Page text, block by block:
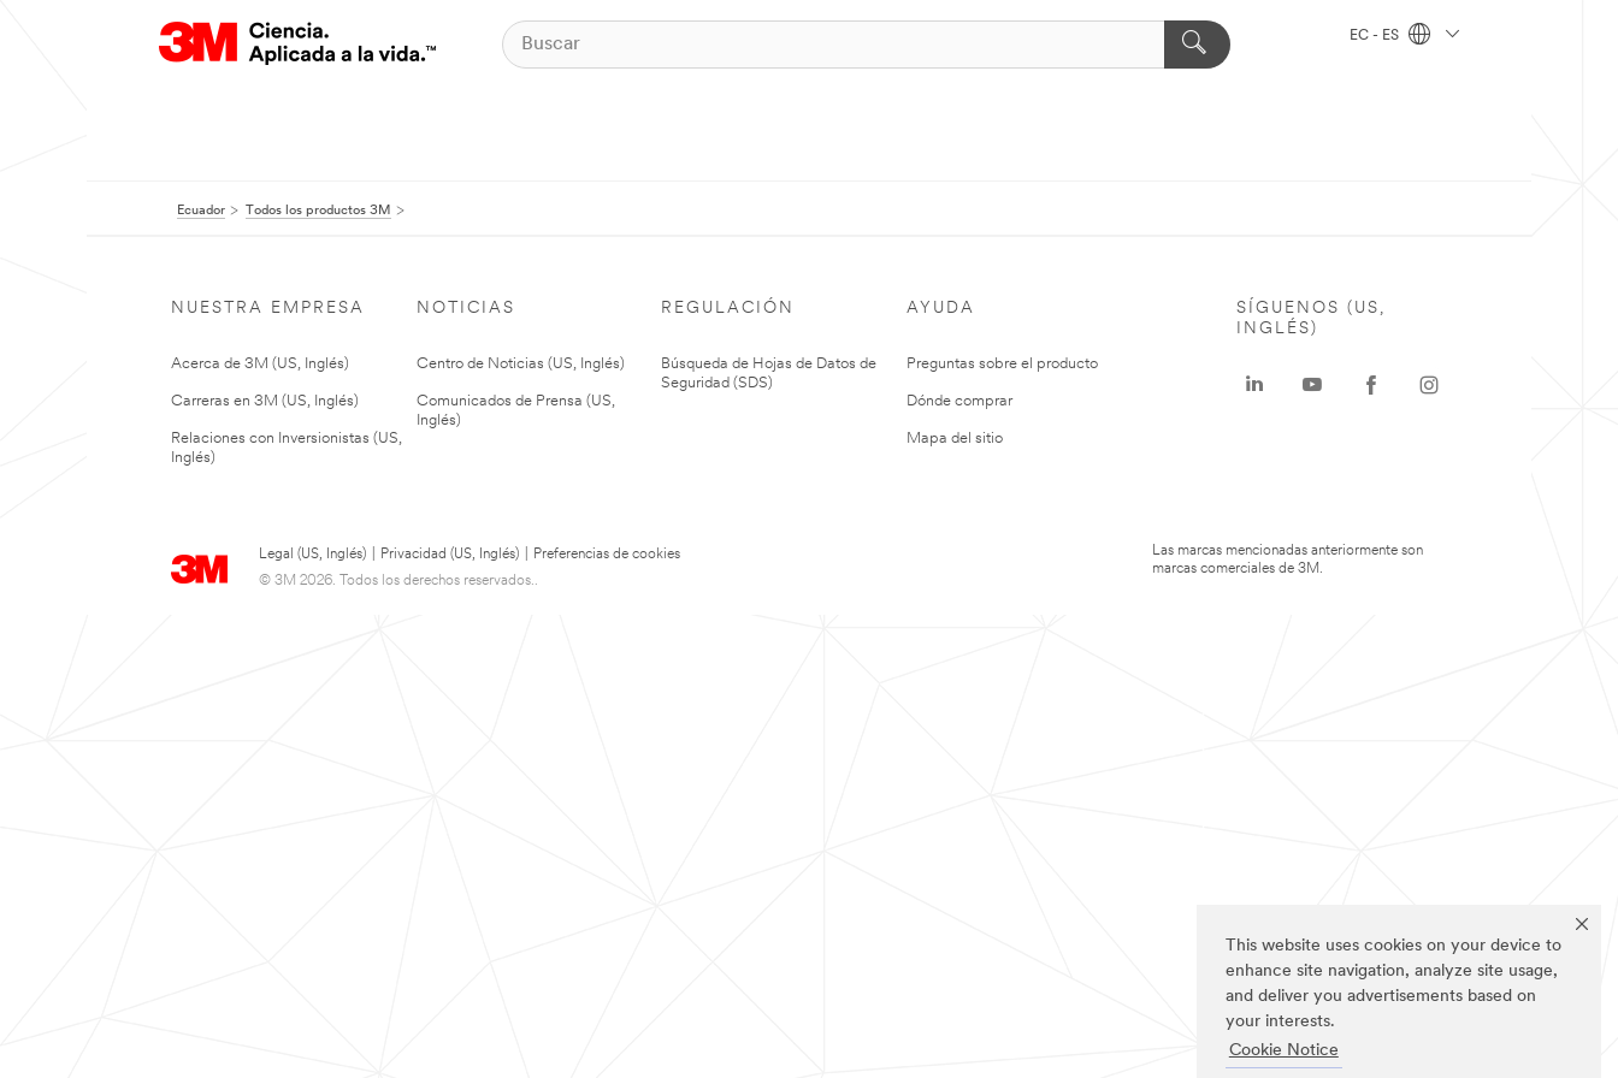
This website uses cookies on your device to
enhance site navigation, analyze site usage,
and deliver you advertisements based on
your interests.
Cookie Notice
EC - ES
Ecuador Todos los productos 3M
NUESTRA EMPRESA
Acerca de 3M (US, Inglés)
Carreras en 3M (US, Inglés)
Relaciones con Inversionistas (US,
Inglés)
NOTICIAS
Centro de Noticias (US, Inglés)
Comunicados de Prensa (US,
Inglés)
REGULACIÓN
Búsqueda de Hojas de Datos de
Seguridad (SDS)
AYUDA
Preguntas sobre el producto
Dónde comprar
Mapa del sitio
Legal (US, Inglés) Privacidad (US, Inglés)
Preferencias de cookies
© 3M 2026. Todos los derechos reservados..
SÍGUENOS (US,
INGLÉS)
Las marcas mencionadas anteriormente son
marcas comerciales de 3M.